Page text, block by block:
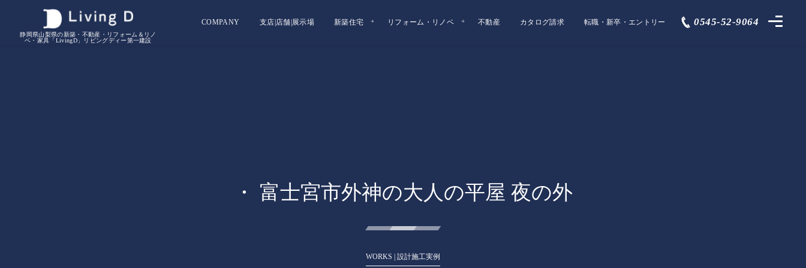
静岡県山梨県の新築・不動産・リフォーム＆リノ
ベ・家具「LivingD」リビングディー第一建設
COMPANY 支店|店舗|展示場 新築住宅 リフォーム・リノベ 不動産 カタログ請求 転職・新卒・エントリー 0545-52-9064
・ 富士宮市外神の大人の平屋 夜の外
WORKS | 設計施工実例